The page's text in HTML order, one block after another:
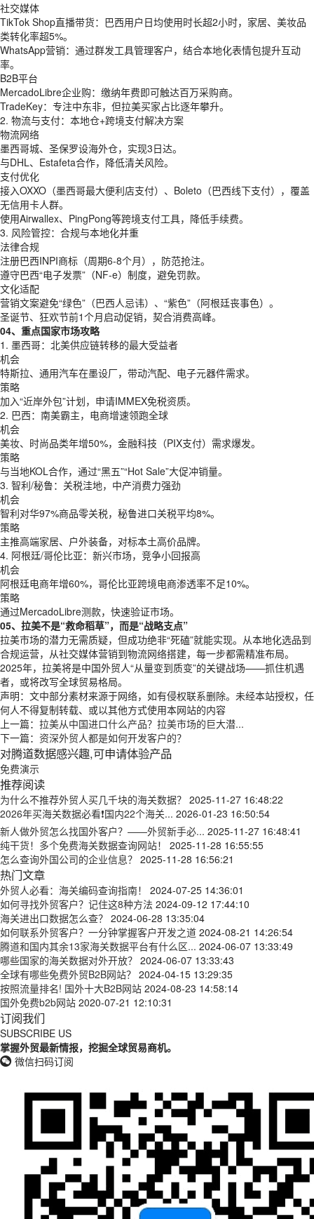
社交媒体
TikTok Shop直播带货：巴西用户日均使用时长超2小时，家居、美妆品
类转化率超5%。
WhatsApp营销：通过群发工具管理客户，结合本地化表情包提升互动
率。
B2B平台
MercadoLibre企业购：缴纳年费即可触达百万采购商。
TradeKey：专注中东非，但拉美买家占比逐年攀升。
2. 物流与支付：本地仓+跨境支付解决方案
物流网络
墨西哥城、圣保罗设海外仓，实现3日达。
与DHL、Estafeta合作，降低清关风险。
支付优化
接入OXXO（墨西哥最大便利店支付）、Boleto（巴西线下支付），覆盖
无信用卡人群。
使用Airwallex、PingPong等跨境支付工具，降低手续费。
3. 风险管控：合规与本地化并重
法律合规
注册巴西INPI商标（周期6-8个月），防范抢注。
遵守巴西“电子发票”（NF-e）制度，避免罚款。
文化适配
营销文案避免“绿色”（巴西人忌讳）、“紫色”（阿根廷丧事色）。
圣诞节、狂欢节前1个月启动促销，契合消费高峰。
04、重点国家市场攻略
1. 墨西哥：北美供应链转移的最大受益者
机会
特斯拉、通用汽车在墨设厂，带动汽配、电子元器件需求。
策略
加入“近岸外包”计划，申请IMMEX免税资质。
2. 巴西：南美霸主，电商增速领跑全球
机会
美妆、时尚品类年增50%，金融科技（PIX支付）需求爆发。
策略
与当地KOL合作，通过“黑五”“Hot Sale”大促冲销量。
3. 智利/秘鲁：关税洼地，中产消费力强劲
机会
智利对华97%商品零关税，秘鲁进口关税平均8%。
策略
主推高端家居、户外装备，对标本土高价品牌。
4. 阿根廷/哥伦比亚：新兴市场，竞争小回报高
机会
阿根廷电商年增60%，哥伦比亚跨境电商渗透率不足10%。
策略
通过MercadoLibre测款，快速验证市场。
05、拉美不是“救命稻草”，而是“战略支点”
拉美市场的潜力无需质疑，但成功绝非“死磕”就能实现。从本地化选品到
合规运营，从社交媒体营销到物流网络搭建，每一步都需精准布局。
2025年，拉美将是中国外贸人“从量变到质变”的关键战场——抓住机遇
者，或将改写全球贸易格局。
声明：文中部分素材来源于网络，如有侵权联系删除。未经本站授权，任
何人不得复制转载、或以其他方式使用本网站的内容
上一篇： 拉美从中国进口什么产品？拉美市场的巨大潜...
下一篇： 资深外贸人都是如何开发客户的？
对腾道数据感兴趣,可申请体验产品
免费演示
推荐阅读
为什么不推荐外贸人买几千块的海关数据？ 2025-11-27 16:48:22
2026年买海关数据必看❗国内22个海关... 2026-01-23 16:50:54
新人做外贸怎么找国外客户？——外贸新手必... 2025-11-27 16:48:41
纯干货！多个免费海关数据查询网站！
2025-11-28 16:55:55
怎么查询外国公司的企业信息？ 2025-11-28 16:56:21
热门文章
外贸人必看：海关编码查询指南！
2024-07-25 14:36:01
如何寻找外贸客户？记住这8种方法 2024-09-12 17:44:10
海关进出口数据怎么查？ 2024-06-28 13:35:04
如何联系外贸客户？一分钟掌握客户开发之道 2024-08-21 14:26:54
腾道和国内其余13家海关数据平台有什么区... 2024-06-07 13:33:49
哪些国家的海关数据对外开放？ 2024-06-07 13:33:43
全球有哪些免费外贸B2B网站？ 2024-04-15 13:29:35
按照流量排名! 国外十大B2B网站 2024-08-23 14:58:14
国外免费b2b网站 2020-07-21 12:10:31
订阅我们
SUBSCRIBE US
掌握外贸最新情报，挖掘全球贸易商机。
微信扫码订阅